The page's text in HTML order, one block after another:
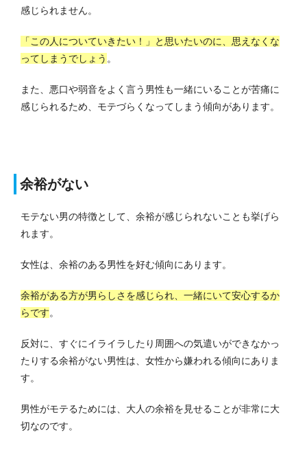
感じられません。
「この人についていきたい！」と思いたいのに、思えなくな
ってしまうでしょう 。
また、悪口や弱音をよく言う男性も一緒にいることが苦痛に
感じられるため、モテづらくなってしまう傾向があります。
余裕がない
モテない男の特徴として、余裕が感じられないことも挙げら
れます。
女性は、余裕のある男性を好む傾向にあります。
余裕がある方が男らしさを感じられ、一緒にいて安心するか
らです。
反対に、すぐにイライラしたり周囲への気遣いができなかっ
たりする余裕がない男性は、女性から嫌われる傾向にありま
す。
男性がモテるためには、大人の余裕を見せることが非常に大
切なのです。